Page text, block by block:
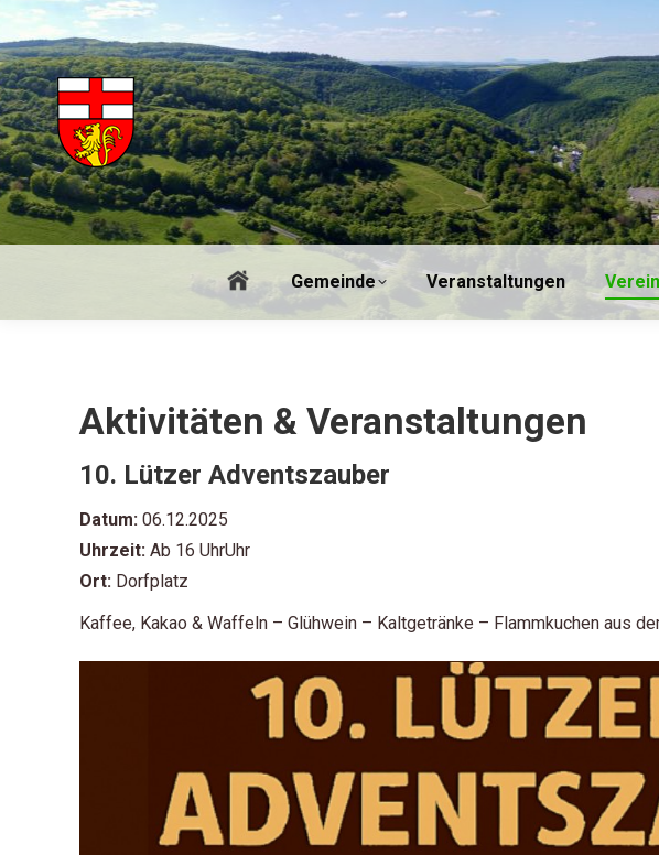
Gemeinde Veranstaltungen
Aktivitäten & Veranstaltungen
10. Lützer Adventszauber
Datum: 06.12.2025
Uhrzeit: Ab 16 UhrUhr
Ort: Dorfplatz
Kaffee, Kakao & Waffeln – Glühwein – Kaltgetränke – Flammkuchen aus
Gemeinde